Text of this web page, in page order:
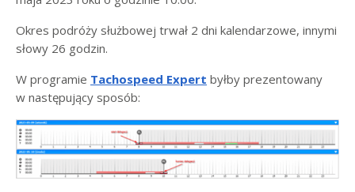
Okres podróży służbowej trwał 2 dni kalendarzowe, innymi
słowy 26 godzin.
W programie Tachospeed Expert byłby prezentowany
w następujący sposób: